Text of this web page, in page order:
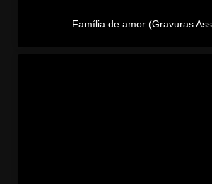
Família de amor (Gravuras